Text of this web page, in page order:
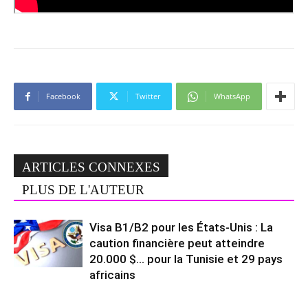
Facebook Twitter WhatsApp
ARTICLES CONNEXES
PLUS DE L'AUTEUR
Visa B1/B2 pour les États-Unis : La
caution financière peut atteindre
20.000 $… pour la Tunisie et 29 pays
africains